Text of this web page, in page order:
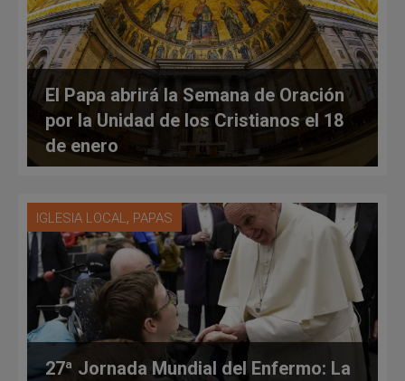
El Papa abrirá la Semana de Oración
por la Unidad de los Cristianos el 18
de enero
IGLESIA LOCAL, PAPAS
27ª Jornada Mundial del Enfermo: La